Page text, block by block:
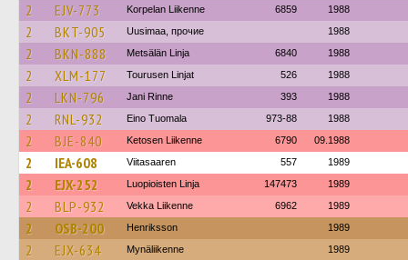
2 EJV-773 Korpelan Liikenne 6859 1988
2 BKT-905 Uusimaa, прочие 1988
2 BKN-888 Metsälän Linja 6840 1988
2 XLM-177 Tourusen Linjat 526 1988
2 LKN-796 Jani Rinne 393 1988
2 RNL-932 Eino Tuomala 973-88 1988
2 BJE-840 Ketosen Liikenne 6790 09.1988
2 IEA-608 Viitasaaren 557 1989
2 EJX-252 Luopioisten Linja 147473 1989
2 BLP-932 Vekka Liikenne 6962 1989
2 OSB-200 Henriksson 1989
2 EJX-634 Mynäliikenne 1989